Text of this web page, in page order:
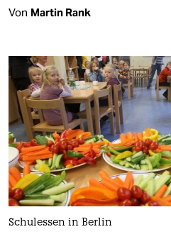
Von Martin Rank
Schulessen in Berlin